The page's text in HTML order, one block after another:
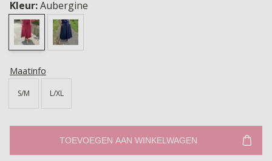
Kleur:Aubergine
Maatinfo
S/M L/XL
TOEVOEGEN AAN WINKELWAGEN